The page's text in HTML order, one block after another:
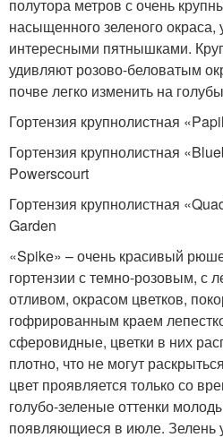
полутора метров с очень
насыщенного зеленого
интересными пятнышками.
удивляют розово-беловатым
почве легко изменить на
Гортензия крупнолистная
Гортензия крупнолистная
Powerscourt
Гортензия крупнолистная
Garden
«Spike» – очень красивый
гортензии с темно-розовым, с
отливом, окрасом цветков,
гофрированным краем
сферовидные, цветки в них
плотно, что не могут
цвет проявляется только со
голубо-зеленые оттенки
появляющиеся в июле. Зелень